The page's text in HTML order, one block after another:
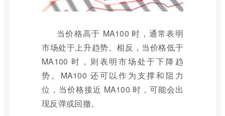
当价格高于 MA100 时，通常表明
市场处于上升趋势。相反，当价格低于
MA100 时，则表明市场处于下降趋
势。MA100 还可以作为支撑和阻力
位，当价格接近 MA100 时，可能会出
现反弹或回撤。